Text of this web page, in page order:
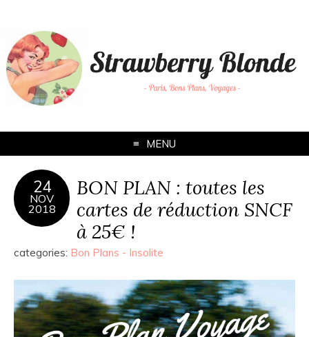
MENU
24
NOV
2018
BON PLAN : toutes les
cartes de réduction SNCF
à 25€ !
categories: Bon Plans - Insolite